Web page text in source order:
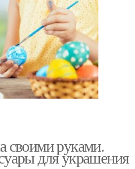
своими руками.
для украшения